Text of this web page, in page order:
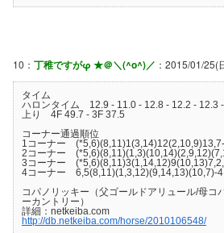
10： 丁稚ですがφ ★＠＼(^o^)／ ：2015/01/
タイム
ハロンタイム 12.9 - 11.0 - 12.8 - 12.2 - 12.3
上り 4F 49.7 - 3F 37.5
コーナー通過順位
1コーナー
2コーナー
3コーナー
4コーナー 6,5(8,11)(1,3,12)(9,14,13)(10,7)-
コパノリッキー（父ゴールドアリュール/母コ
ーカントリー）
詳細：netkeiba.com
http://db.netkeiba.com/horse/2010106548/